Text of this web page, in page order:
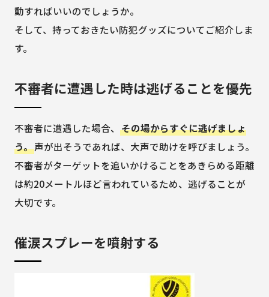
動すればいいのでしょうか。
そして、持っておきたい防犯グッズについてご紹介しま
す。
不審者に遭遇した時は逃げることを優先
不審者に遭遇した場合、 その場からすぐに逃げましょ
う。声が出そうであれば、大声で助けを呼びましょう。
不審者がターゲットを追いかけることをあきらめる距離
は約20メートルほど言われているため、逃げることが
大切です。
催涙スプレーを噴射する